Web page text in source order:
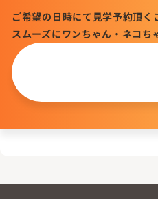
ご希望の日時にて見学予約頂く
スムーズにワンちゃん・ネコち